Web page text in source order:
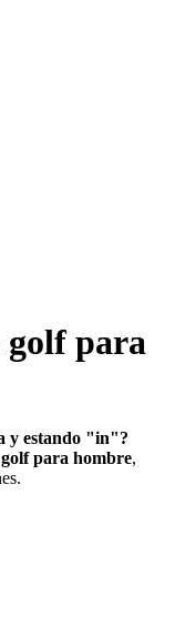
golf para
y estando "in"?
para hombre,